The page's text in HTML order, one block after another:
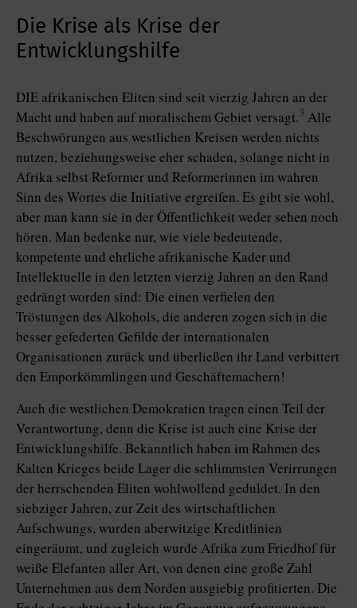
Die Krise als Krise der
Entwicklungshilfe
DIE afrikanischen Eliten sind seit vierzig Jahren an der
Macht und haben auf moralischem Gebiet versagt.3 Alle
Beschwörungen aus westlichen Kreisen werden nichts
nutzen, beziehungsweise eher schaden, solange nicht in
Afrika selbst Reformer und Reformerinnen im wahren
Sinn des Wortes die Initiative ergreifen. Es gibt sie wohl,
aber man kann sie in der Öffentlichkeit weder sehen noch
hören. Man bedenke nur, wie viele bedeutende,
kompetente und ehrliche afrikanische Kader und
Intellektuelle in den letzten vierzig Jahren an den Rand
gedrängt worden sind: Die einen verfielen den
Tröstungen des Alkohols, die anderen zogen sich in die
besser gefederten Gefilde der internationalen
Organisationen zurück und überließen ihr Land verbittert
den Emporkömmlingen und Geschäftemachern!
Auch die westlichen Demokratien tragen einen Teil der
Verantwortung, denn die Krise ist auch eine Krise der
Entwicklungshilfe. Bekanntlich haben im Rahmen des
Kalten Krieges beide Lager die schlimmsten Verirrungen
der herrschenden Eliten wohlwollend geduldet. In den
siebziger Jahren, zur Zeit des wirtschaftlichen
Aufschwungs, wurden aberwitzige Kreditlinien
eingeräumt, und zugleich wurde Afrika zum Friedhof für
weiße Elefanten aller Art, von denen eine große Zahl
Unternehmen aus dem Norden ausgiebig profitierten. Die